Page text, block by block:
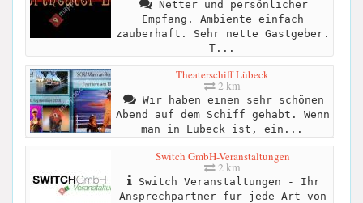
Netter und persönlicher
Empfang. Ambiente einfach
zauberhaft. Sehr nette Gastgeber.
T...
Theaterschiff Lübeck
2 km
Wir haben einen sehr schönen
Abend auf dem Schiff gehabt. Wenn
man in Lübeck ist, ein...
Switch GmbH-Veranstaltungen
2 km
Switch Veranstaltungen - Ihr
Ansprechpartner für jede Art von